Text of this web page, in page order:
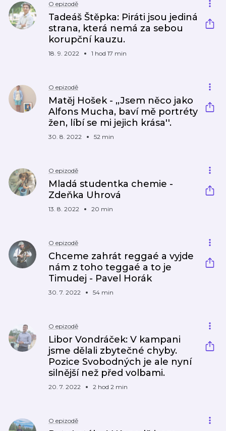
O epizodě
Tadeáš Štěpka: Piráti jsou jediná
strana, která nemá za sebou
korupční kauzu.
18. 9. 2022 1 hod 17 min
O epizodě
Matěj Hošek - ,,Jsem něco jako
Alfons Mucha, baví mě portréty
žen, líbí se mi jejich krása''.
30. 8. 2022 52 min
O epizodě
Mladá studentka chemie -
Zdeňka Uhrová
13. 8. 2022 20 min
O epizodě
Chceme zahrát reggaé a vyjde
nám z toho teggaé a to je
Timudej - Pavel Horák
30. 7. 2022 54 min
O epizodě
Libor Vondráček: V kampani
jsme dělali zbytečné chyby.
Pozice Svobodných je ale nyní
silnější než před volbami.
20. 7. 2022 2 hod 2 min
O epizodě